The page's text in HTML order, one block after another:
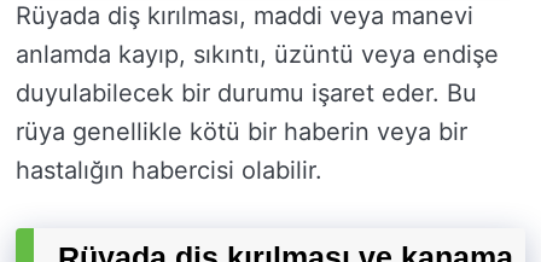
Rüyada diş kırılması, maddi veya manevi
anlamda kayıp, sıkıntı, üzüntü veya endişe
duyulabilecek bir durumu işaret eder. Bu
rüya genellikle kötü bir haberin veya bir
hastalığın habercisi olabilir.